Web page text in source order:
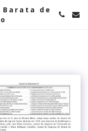
Barata de